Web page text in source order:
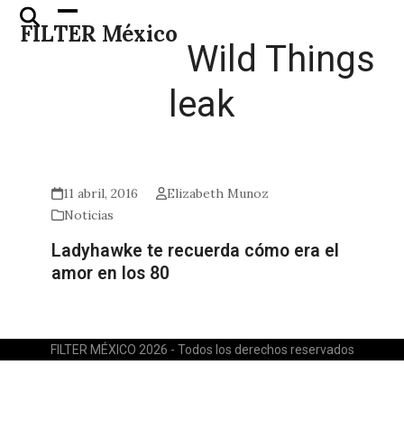
Skip
FILTER México
Open
mobile
Close
mobile
Wild Things
leak
11 abril, 2016
Elizabeth Munoz
Noticias
Ladyhawke te recuerda cómo era el
amor en los 80
FILTER MÉXICO 2026 - Todos los derechos reservados